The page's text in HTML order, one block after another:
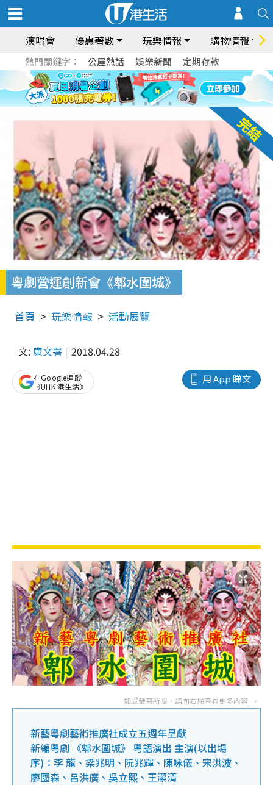
演唱會 優惠著數 玩樂情報 購物情報
熱門關鍵字： 公屋熱話 娛樂新聞 定期存款
粵劇營運創新會《郫水圍城》
首頁 玩樂情報 活動展覽
文: 康文署 2018.04.28
用 App 睇文
在Google追蹤
《UHK 港生活》
新藝粵劇藝術推廣社成立五週年呈獻
新編粵劇 《郫水圍城》 粵語演出 主演(以出場
序)：李 龍、梁兆明、阮兆輝、陳咏儀、宋洪波、
廖國森、呂洪廣、吳立熙、王潔清